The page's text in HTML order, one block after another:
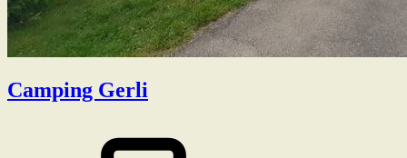
Camping Gerli